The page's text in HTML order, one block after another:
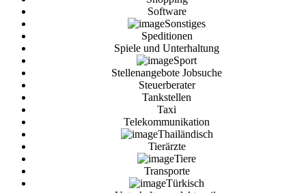
Software
Sonstiges
Speditionen
Spiele und Unterhaltung
Sport
Stellenangebote Jobsuche
Steuerberater
Tankstellen
Taxi
Telekommunikation
Thailändisch
Tierärzte
Tiere
Transporte
Türkisch